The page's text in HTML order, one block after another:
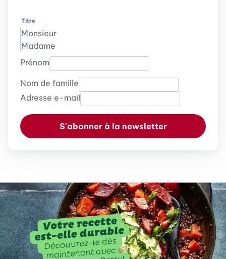
Titre
Monsieur
Madame
Prénom
Nom de famille
Adresse e-mail
S'abonner à la newsletter